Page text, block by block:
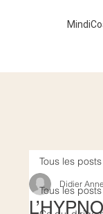
Tous les posts
Tous les posts
Didier